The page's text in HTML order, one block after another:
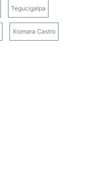
Tegucigalpa
Xiomara Castro